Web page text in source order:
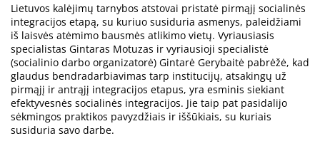
Lietuvos kalėjimų tarnybos atstovai pristatė pirmąjį socialinės
integracijos etapą, su kuriuo susiduria asmenys, paleidžiami
iš laisvės atėmimo bausmės atlikimo vietų. Vyriausiasis
specialistas Gintaras Motuzas ir vyriausioji specialistė
(socialinio darbo organizatorė) Gintarė Gerybaitė pabrėžė, kad
glaudus bendradarbiavimas tarp institucijų, atsakingų už
pirmąjį ir antrąjį integracijos etapus, yra esminis siekiant
efektyvesnės socialinės integracijos. Jie taip pat pasidalijo
sėkmingos praktikos pavyzdžiais ir iššūkiais, su kuriais
susiduria savo darbe.